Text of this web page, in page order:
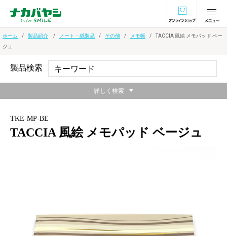
オンラインショ
ホーム 製品紹介 ノート・紙製品 その他 メモ帳
TACCIA 風絵 メモパッド ベー
ジュ
TKE-MP-BE
TACCIA 風絵 メモパッド ベージュ
メモやちょっとしたメッセージ、ミニレターなど
製品検索
詳しく検索